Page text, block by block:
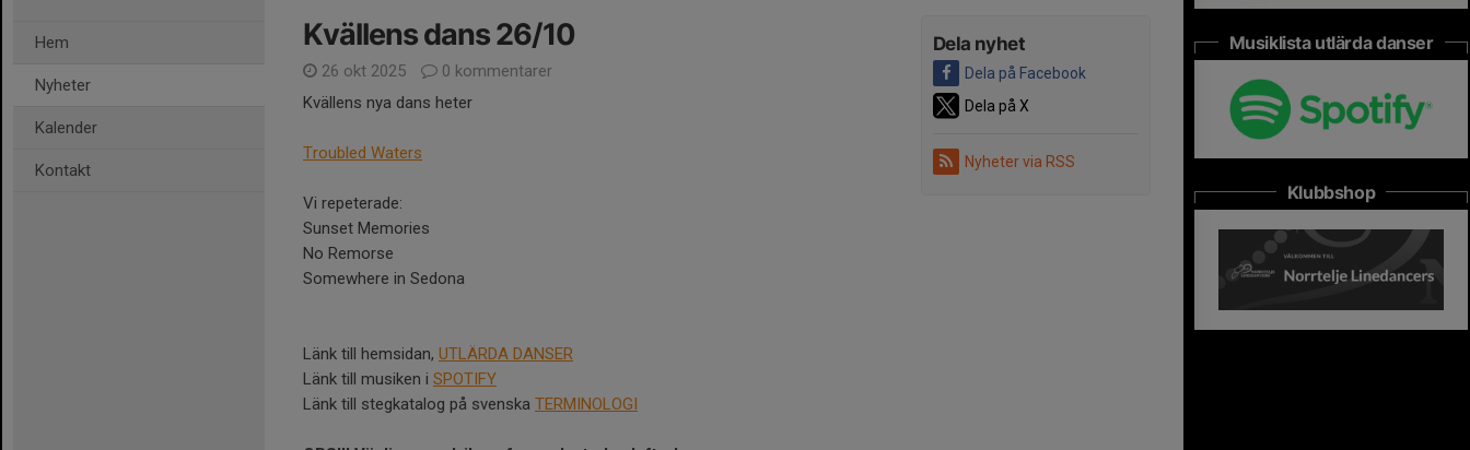
Hem
Nyheter
Kalender
Kontakt
Dela nyhet
Dela på Facebook
Dela på X
Nyheter via RSS
Kvällens dans 26/10
26 okt 2025
0 kommentarer
Kvällens nya dans heter
Troubled Waters
Vi repeterade:
Sunset Memories
No Remorse
Somewhere in Sedona
Länk till hemsidan, UTLÄRDA DANSER
Länk till musiken i SPOTIFY
Länk till stegkatalog på svenska TERMINOLOGI
Musiklista utlärda danser
Klubbshop